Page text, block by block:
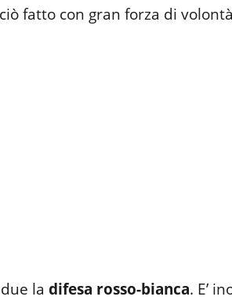
fatto con gran forza di
la difesa rosso-bianca. E’